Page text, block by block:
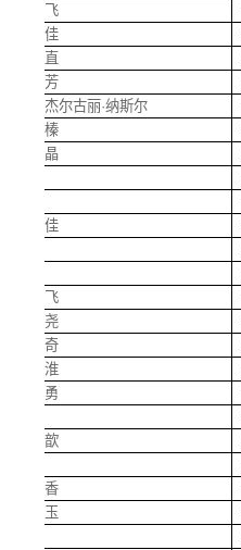
鲍鹏飞
鲍维佳
毕晓直
边淑芳
布阿杰尔古丽·纳斯尔
蔡吉榛
蔡晶晶
蔡思佳
蔡腾飞
蔡文尧
蔡雅奇
蔡泽淮
蔡智勇
蔡梓歆
曹桂香
曹红玉